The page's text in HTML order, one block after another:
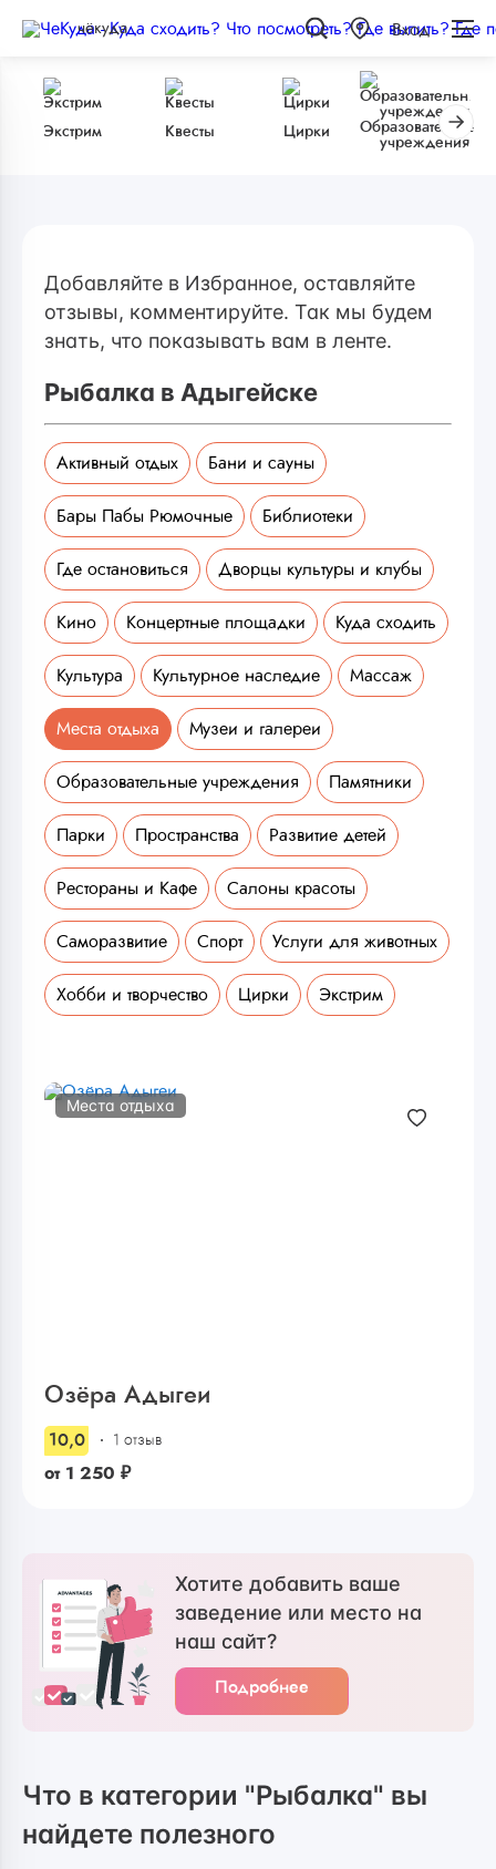
чёкуда Вход
Экстрим Квесты Цирки
Образовательные
учреждения
Добавляйте в Избранное, оставляйте
отзывы, комментируйте. Так мы будем
знать, что показывать вам в ленте.
Рыбалка в Адыгейске
Активный отдых Бани и сауны
Бары Пабы Рюмочные Библиотеки
Где остановиться Дворцы культуры и клубы
Кино Концертные площадки Куда сходить
Культура Культурное наследие Массаж
Места отдыха Музеи и галереи
Образовательные учреждения Памятники
Парки Пространства Развитие детей
Рестораны и Кафе Салоны красоты
Саморазвитие Спорт Услуги для животных
Хобби и творчество Цирки Экстрим
Места отдыха
Озёра Адыгеи
10,0 1 отзыв
от 1 250 ₽
Хотите добавить ваше
заведение или место на
наш сайт?
Подробнее
Что в категории "Рыбалка" вы
найдете полезного